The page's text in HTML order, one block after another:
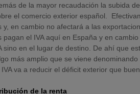
de la mayor recaudación la subida
el comercio exterior español.
y, en cambio no afectará a las
pagan el IVA aquí en España y en
sino en el lugar de destino. De ahí que
más amplio que se viene
va a reducir el déficit exterior que
de la renta